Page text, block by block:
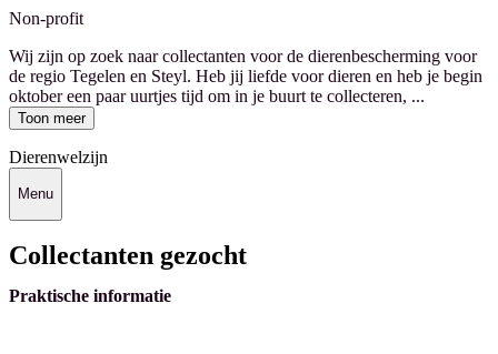
Non-profit
Wij zijn op zoek naar collectanten voor de dierenbescherming voor
de regio Tegelen en Steyl. Heb jij liefde voor dieren en heb je begin
oktober een paar uurtjes tijd om in je buurt te collecteren, ...
Toon meer
Dierenwelzijn
Menu
Collectanten gezocht
Praktische informatie